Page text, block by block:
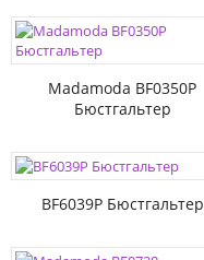
Madamoda BF0350P
Бюстгальтер
BF6039P Бюстгальтер